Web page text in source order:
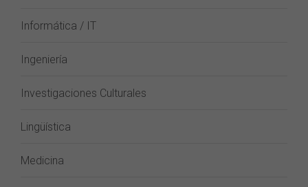
Informática / IT
Ingeniería
Investigaciones Culturales
Lingüística
Medicina